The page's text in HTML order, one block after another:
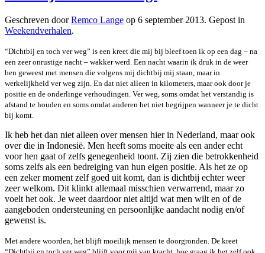
Geschreven doorRemco Lange op 6 september 2013. Gepost in
Weekendverhalen.
“Dichtbij en toch ver weg” is een kreet die mij bij bleef toen ik op een dag – na
een zeer onrustige nacht – wakker werd. Een nacht waarin ik druk in de weer
ben geweest met mensen die volgens mij dichtbij mij staan, maar in
werkelijkheid ver weg zijn. En dat niet alleen in kilometers, maar ook door je
positie en de onderlinge verhoudingen. Ver weg, soms omdat het verstandig is
afstand te houden en soms omdat anderen het niet begrijpen wanneer je te dicht
bij komt.
Ik heb het dan niet alleen over mensen hier in Nederland, maar ook
over die in Indonesië. Men heeft soms moeite als een ander echt
voor hen gaat of zelfs genegenheid toont. Zij zien die betrokkenheid
soms zelfs als een bedreiging van hun eigen positie. Als het ze op
een zeker moment zelf goed uit komt, dan is dichtbij echter weer
zeer welkom. Dit klinkt allemaal misschien verwarrend, maar zo
voelt het ook. Je weet daardoor niet altijd wat men wilt en of de
aangeboden ondersteuning en persoonlijke aandacht nodig en/of
gewenst is.
Met andere woorden, het blijft moeilijk mensen te doorgronden. De kreet